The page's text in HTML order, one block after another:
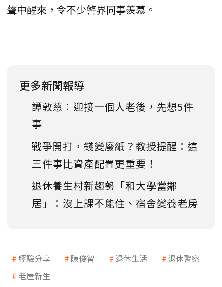
聲中醒來，令不少警界同事羨慕。
更多新聞報導
譚敦慈：迎接一個人老後，先想5件
事
戰爭開打，錢變廢紙？教授提醒：這
三件事比資產配置更重要！
退休養生村新趨勢「和大學當鄰
居」：沒上課不能住、宿舍變養老房
經驗分享 陳俊智 退休生活
退休警察
老屋新生